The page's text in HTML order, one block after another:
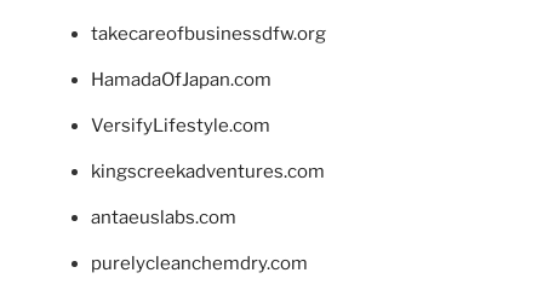
takecareofbusinessdfw.org
HamadaOfJapan.com
VersifyLifestyle.com
kingscreekadventures.com
antaeuslabs.com
purelycleanchemdry.com